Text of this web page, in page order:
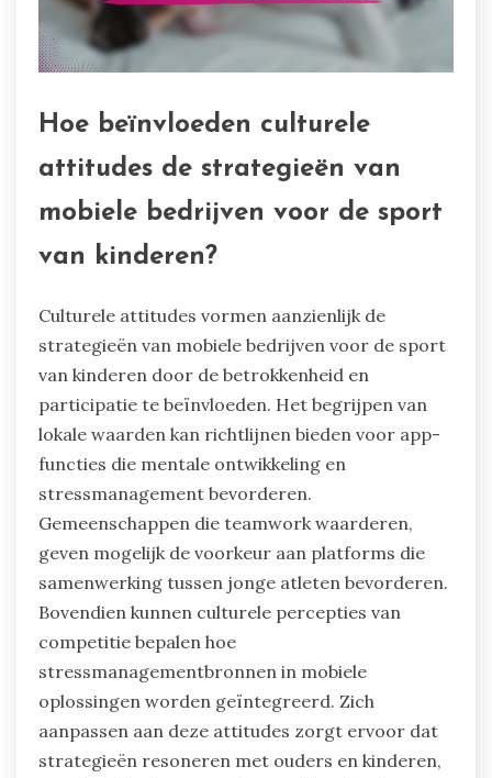
Hoe beïnvloeden culturele
attitudes de strategieën van
mobiele bedrijven voor de sport
van kinderen?
Culturele attitudes vormen aanzienlijk de
strategieën van mobiele bedrijven voor de sport
van kinderen door de betrokkenheid en
participatie te beïnvloeden. Het begrijpen van
lokale waarden kan richtlijnen bieden voor app-
functies die mentale ontwikkeling en
stressmanagement bevorderen.
Gemeenschappen die teamwork waarderen,
geven mogelijk de voorkeur aan platforms die
samenwerking tussen jonge atleten bevorderen.
Bovendien kunnen culturele percepties van
competitie bepalen hoe
stressmanagementbronnen in mobiele
oplossingen worden geïntegreerd. Zich
aanpassen aan deze attitudes zorgt ervoor dat
strategieën resoneren met ouders en kinderen,